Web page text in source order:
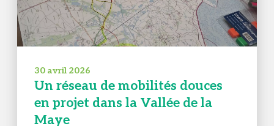
30 avril 2026
Un réseau de mobilités douces
en projet dans la Vallée de la
Maye